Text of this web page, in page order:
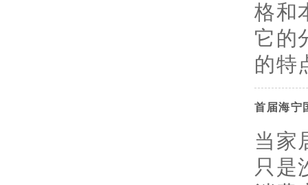
格和
它的
的特
首届海宁
当家
只是